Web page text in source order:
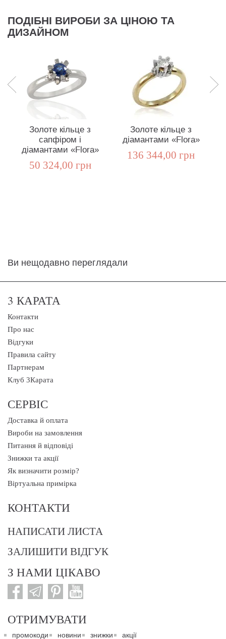
ПОДІБНІ ВИРОБИ ЗА ЦІНОЮ ТА
ДИЗАЙНОМ
Золоте кільце з
сапфіром і
діамантами «Flora»
50 324,00 грн
Золоте кільце з
діамантами «Flora»
136 344,00 грн
Ви нещодавно переглядали
3 КАРАТА
Контакти
Про нас
Відгуки
Правила сайту
Партнерам
Клуб 3Карата
СЕРВІС
Доставка й оплата
Вироби на замовлення
Питання й відповіді
Знижки та акції
Як визначити розмір?
Віртуальна примірка
КОНТАКТИ
НАПИСАТИ ЛИСТА
ЗАЛИШИТИ ВІДГУК
З НАМИ ЦІКАВО
ОТРИМУВАТИ
промокоди новини знижки акції